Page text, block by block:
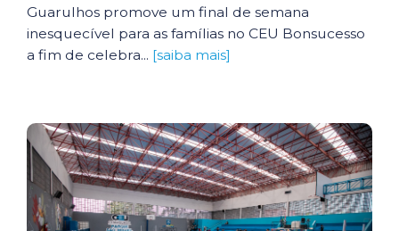
Guarulhos promove um final de semana
inesquecível para as famílias no CEU Bonsucesso
a fim de celebra... [saiba mais]